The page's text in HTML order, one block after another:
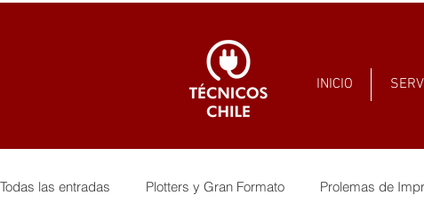
INICIO
Todas las entradas Plotters y Gran Formato Prolemas de